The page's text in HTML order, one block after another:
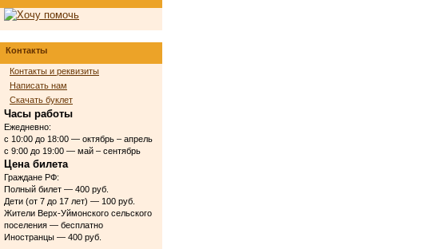
Контакты
Контакты и реквизиты
Написать нам
Скачать буклет
Часы работы
Ежедневно:
с 10:00 до 18:00 — октябрь – апрель
с 9:00 до 19:00 — май – сентябрь
Цена билета
Граждане РФ:
Полный билет — 400 руб.
Дети (от 7 до 17 лет) — 100 руб.
Жители Верх-Уймонского сельского
поселения — бесплатно
Иностранцы — 400 руб.